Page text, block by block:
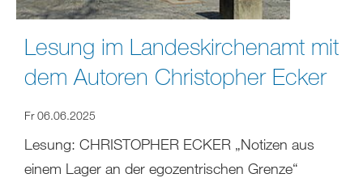
Lesung im Landeskirchenamt mit
dem Autoren Christopher Ecker
Fr 06.06.2025
Lesung: CHRISTOPHER ECKER „Notizen aus
einem Lager an der egozentrischen Grenze“